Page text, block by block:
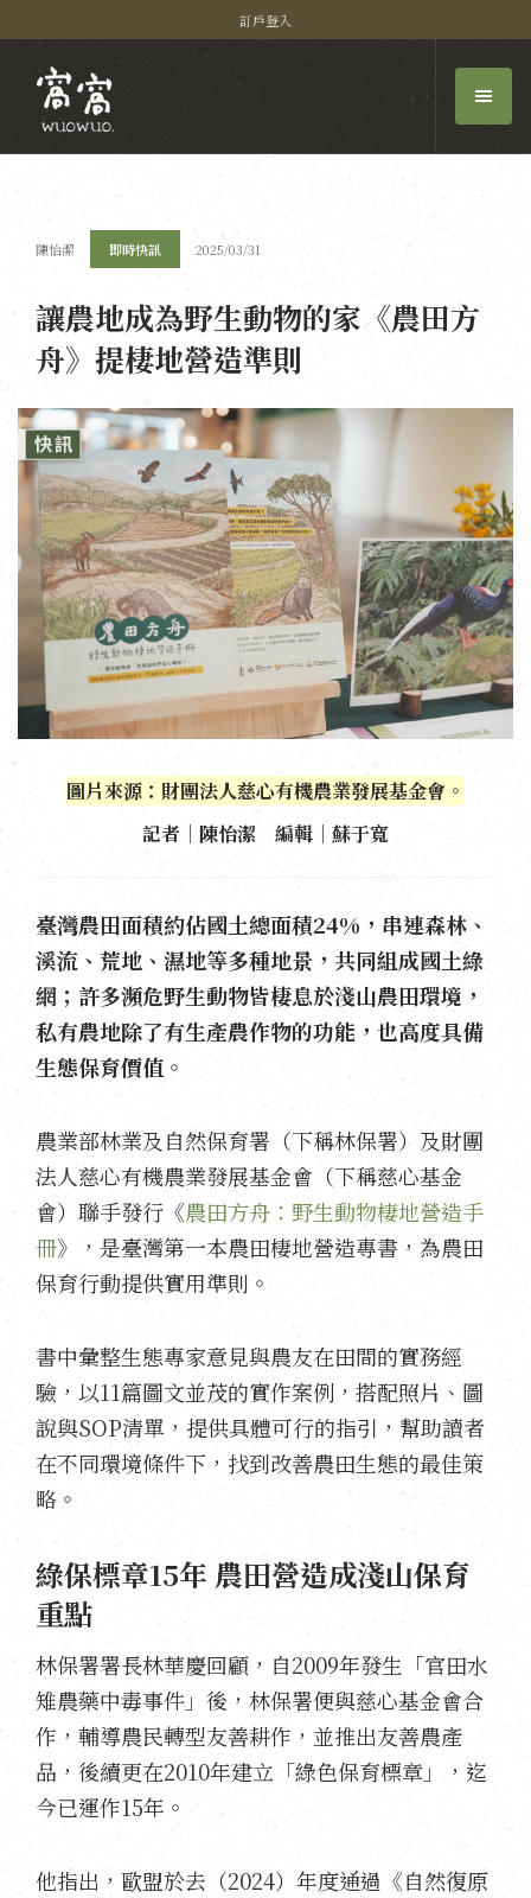
訂戶登入
陳怡潔 即時快訊 2025/03/31
讓農地成為野生動物的家《農田方
舟》提棲地營造準則
圖片來源：財團法人慈心有機農業發展基金會。
記者｜陳怡潔 編輯｜蘇于寬
臺灣農田面積約佔國土總面積24%，串連森林、
溪流、荒地、濕地等多種地景，共同組成國土綠
網；許多瀕危野生動物皆棲息於淺山農田環境，
私有農地除了有生產農作物的功能，也高度具備
生態保育價值。
農業部林業及自然保育署（下稱林保署）及財團
法人慈心有機農業發展基金會（下稱慈心基金
會）聯手發行《農田方舟：野生動物棲地營造手
冊》，是臺灣第一本農田棲地營造專書，為農田
保育行動提供實用準則。
書中彙整生態專家意見與農友在田間的實務經
驗，以11篇圖文並茂的實作案例，搭配照片、圖
說與SOP清單，提供具體可行的指引，幫助讀者
在不同環境條件下，找到改善農田生態的最佳策
略。
綠保標章15年 農田營造成淺山保育
重點
林保署署長林華慶回顧，自2009年發生「官田水
雉農藥中毒事件」後，林保署便與慈心基金會合
作，輔導農民轉型友善耕作，並推出友善農產
品，後續更在2010年建立「綠色保育標章」，迄
今已運作15年。
他指出，歐盟於去（2024）年度通過《自然復原